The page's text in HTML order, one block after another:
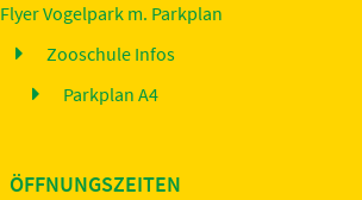
Flyer Vogelpark m. Parkplan
Zooschule Infos
Parkplan A4
ÖFFNUNGSZEITEN